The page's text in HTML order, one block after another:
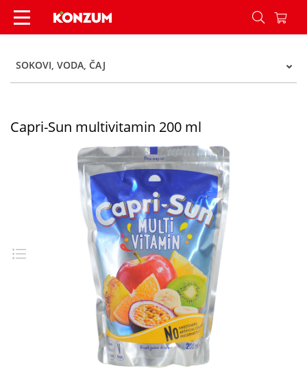
Capri-Sonne multivitamin 0,2 l - Konzum
SOKOVI, VODA, ČAJ
Capri-Sun multivitamin 200 ml